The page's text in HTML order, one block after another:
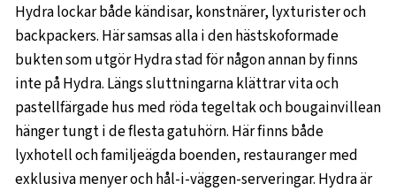
Hydra lockar både kändisar, konstnärer, lyxturister och
backpackers. Här samsas alla i den hästskoformade
bukten som utgör Hydra stad för någon annan by finns
inte på Hydra. Längs sluttningarna klättrar vita och
pastellfärgade hus med röda tegeltak och bougainvillean
hänger tungt i de flesta gatuhörn. Här finns både
lyxhotell och familjeägda boenden, restauranger med
exklusiva menyer och hål-i-väggen-serveringar. Hydra är